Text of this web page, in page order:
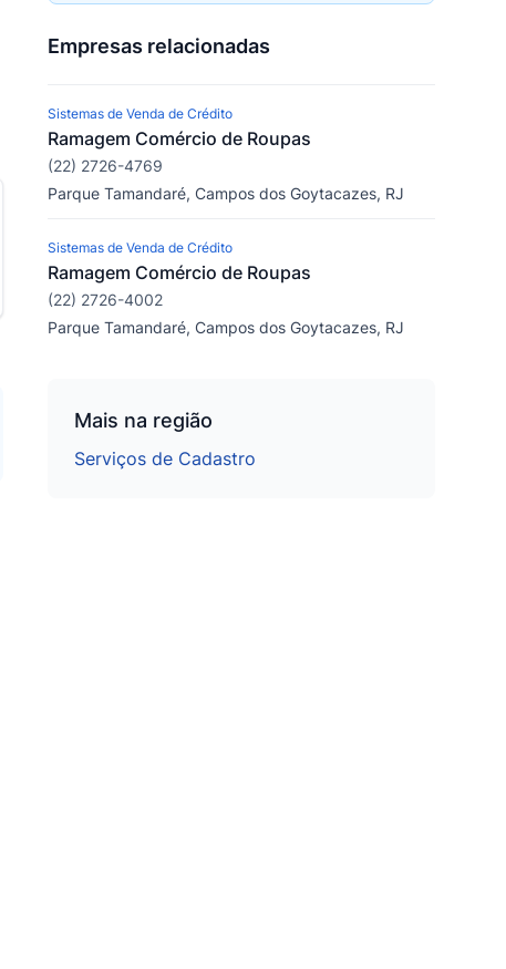
Empresas relacionadas
Sistemas de Venda de Crédito
Ramagem Comércio de Roupas
(22) 2726-4769
Parque Tamandaré, Campos dos Goytacazes, RJ
Sistemas de Venda de Crédito
Ramagem Comércio de Roupas
(22) 2726-4002
Parque Tamandaré, Campos dos Goytacazes, RJ
Mais na região
Serviços de Cadastro